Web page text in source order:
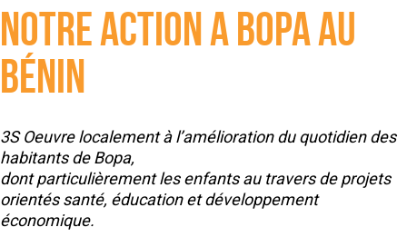
NOTRE ACTION A BOPA AU
BÉNIN
3S Oeuvre localement à l’amélioration du quotidien des
habitants de Bopa,
dont particulièrement les enfants au travers de projets
orientés santé, éducation et développement
économique.